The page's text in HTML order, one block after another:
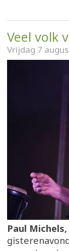
Veel volk
Vrijdag 7
Paul Michels,